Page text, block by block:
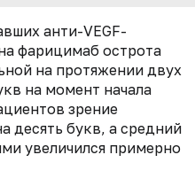
анти-VEGF-
фарицимаб острота
на протяжении двух
на момент начала
зрение
десять букв, а средний
увеличился примерно